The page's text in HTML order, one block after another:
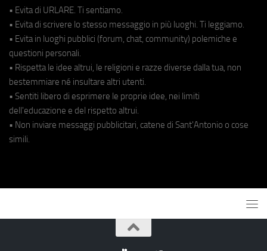
• Evita di URLARE. Ti sentiamo.
• Evita di scrivere lo stesso messaggio in più luoghi. Ti leggiamo.
• Evita in luoghi pubblici (forum, chat, community) polemiche e
questioni personali.
• Rispetta le idee altrui, le religioni e razze diverse dalla tua, non
bestemmiare né insultare altri utenti.
• Sentiti libero di esprimere le proprie idee, nei limiti
dell'educazione e del rispetto altrui.
• Non inviare messaggi pubblicitari, catene di Sant'Antonio o cose
simili.